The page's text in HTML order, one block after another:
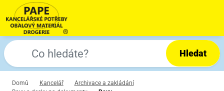
Hledat
Domů Kancelář
Archivace a zakládání